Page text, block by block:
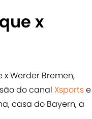
x
Werder Bremen,
do canal Xsportse
casa do Bayern, a